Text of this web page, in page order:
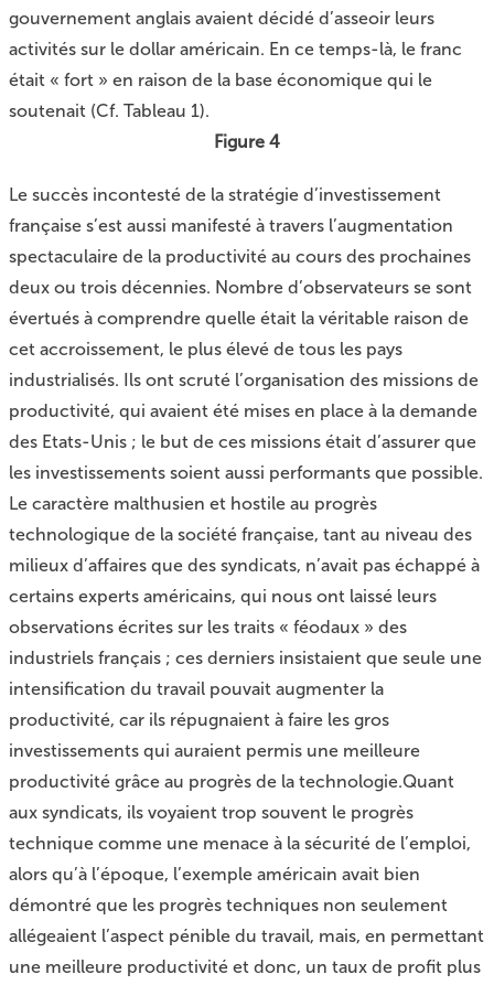
gouvernement anglais avaient décidé d’asseoir leurs
activités sur le dollar américain. En ce temps-là, le franc
était « fort » en raison de la base économique qui le
soutenait (Cf. Tableau 1).
Figure 4
Le succès incontesté de la stratégie d’investissement
française s’est aussi manifesté à travers l’augmentation
spectaculaire de la productivité au cours des prochaines
deux ou trois décennies. Nombre d’observateurs se sont
évertués à comprendre quelle était la véritable raison de
cet accroissement, le plus élevé de tous les pays
industrialisés. Ils ont scruté l’organisation des missions de
productivité, qui avaient été mises en place à la demande
des Etats-Unis ; le but de ces missions était d’assurer que
les investissements soient aussi performants que possible.
Le caractère malthusien et hostile au progrès
technologique de la société française, tant au niveau des
milieux d’affaires que des syndicats, n’avait pas échappé à
certains experts américains, qui nous ont laissé leurs
observations écrites sur les traits « féodaux » des
industriels français ; ces derniers insistaient que seule une
intensification du travail pouvait augmenter la
productivité, car ils répugnaient à faire les gros
investissements qui auraient permis une meilleure
productivité grâce au progrès de la technologie.Quant
aux syndicats, ils voyaient trop souvent le progrès
technique comme une menace à la sécurité de l’emploi,
alors qu’à l’époque, l’exemple américain avait bien
démontré que les progrès techniques non seulement
allégeaient l’aspect pénible du travail, mais, en permettant
une meilleure productivité et donc, un taux de profit plus